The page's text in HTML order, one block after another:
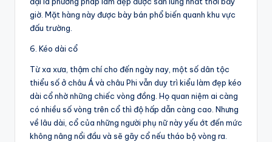
giờ. Mặt hàng này được bày bán phổ biến quanh khu vực
đấu trường.
6. Kéo dài cổ
Từ xa xưa, thậm chí cho đến ngày nay, một số dân tộc
thiểu số ở châu Á và châu Phi vẫn duy trì kiểu làm đẹp kéo
dài cổ nhờ những chiếc vòng đồng. Họ quan niệm ai càng
có nhiều số vòng trên cổ thì độ hấp dẫn càng cao. Nhưng
về lâu dài, cổ của những người phụ nữ này yếu ớt đến mức
không nâng nổi đầu và sẽ gãy cổ nếu tháo bộ vòng ra.